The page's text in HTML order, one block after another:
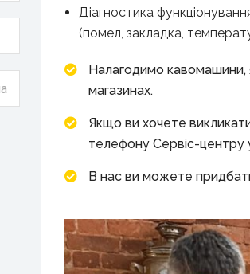
Діагностика
(помел, закладка,
Налагодимо кавомашини,
магазинах.
Якщо ви хочете
телефону Сервіс-центру
В нас ви можете придбати